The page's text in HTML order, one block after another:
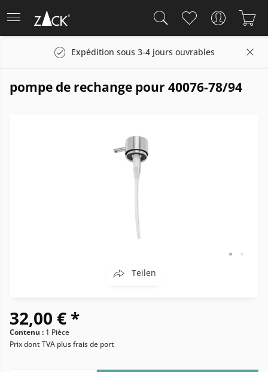
Expédition sous 3-4 jours ouvrables
pompe de rechange pour 40076-78/94
Teilen
32,00 € *
Contenu : 1 Pièce
Prix dont TVA plus frais de port